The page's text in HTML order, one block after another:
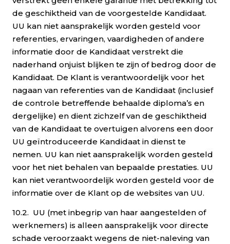
de geschiktheid van de voorgestelde Kandidaat.
UU kan niet aansprakelijk worden gesteld voor
referenties, ervaringen, vaardigheden of andere
informatie door de Kandidaat verstrekt die
naderhand onjuist blijken te zijn of bedrog door de
Kandidaat. De Klant is verantwoordelijk voor het
nagaan van referenties van de Kandidaat (inclusief
de controle betreffende behaalde diploma’s en
dergelijke) en dient zichzelf van de geschiktheid
van de Kandidaat te overtuigen alvorens een door
UU geïntroduceerde Kandidaat in dienst te
nemen. UU kan niet aansprakelijk worden gesteld
voor het niet behalen van bepaalde prestaties. UU
kan niet verantwoordelijk worden gesteld voor de
informatie over de Klant op de websites van UU.
10.2. UU (met inbegrip van haar aangestelden of
werknemers) is alleen aansprakelijk voor directe
schade veroorzaakt wegens de niet-naleving van